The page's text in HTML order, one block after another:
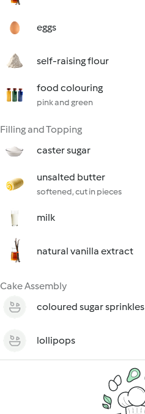
eggs
self-raising flour
food colouring
pink and green
Filling and Topping
caster sugar
unsalted butter
softened, cut in pieces
milk
natural vanilla extract
Cake Assembly
coloured sugar sprinkles
lollipops